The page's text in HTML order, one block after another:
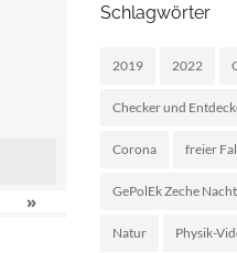
»
Schlagwörter
2019 2022
Checker und
Corona freier
GePolEk Zeche
Natur Physik-